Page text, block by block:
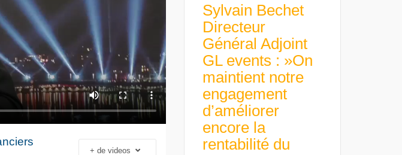
+ de videos
Sylvain Bechet
Directeur
Général Adjoint
GL events : »On
maintient notre
engagement
d’améliorer
encore la
rentabilité du